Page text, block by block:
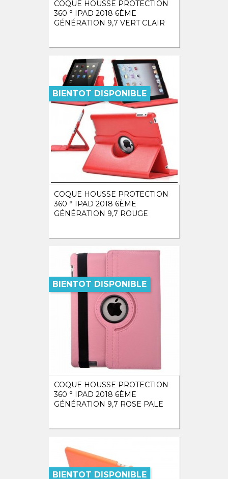
COQUE HOUSSE PROTECTION
360 ° IPAD 2018 6ÈME
GÉNÉRATION 9,7 VERT CLAIR
COQUE HOUSSE PROTECTION
360 ° IPAD 2018 6ÈME
GÉNÉRATION 9,7 ROUGE
BIENTOT DISPONIBLE
COQUE HOUSSE PROTECTION
360 ° IPAD 2018 6ÈME
GÉNÉRATION 9,7 ROSE PALE
BIENTOT DISPONIBLE
BIENTOT DISPONIBLE